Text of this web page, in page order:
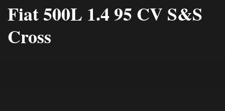
Fiat 500L 1.4 95 CV S&S
Cross